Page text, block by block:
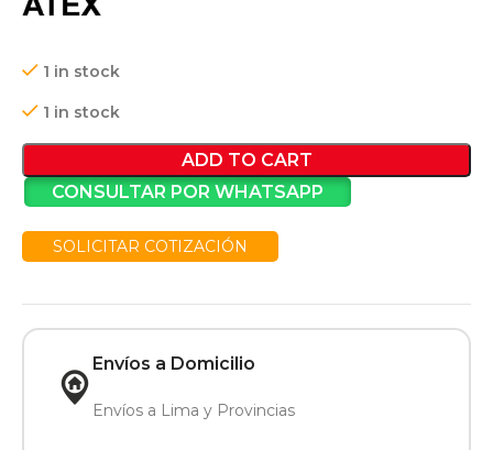
1 in stock
1 in stock
ADD TO CART
CONSULTAR POR WHATSAPP
SOLICITAR COTIZACIÓN
Envíos a Domicilio
Envíos a Lima y Provincias